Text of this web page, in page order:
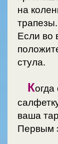
на
трапезы.
Если во
стула.
К
ваша
Первым